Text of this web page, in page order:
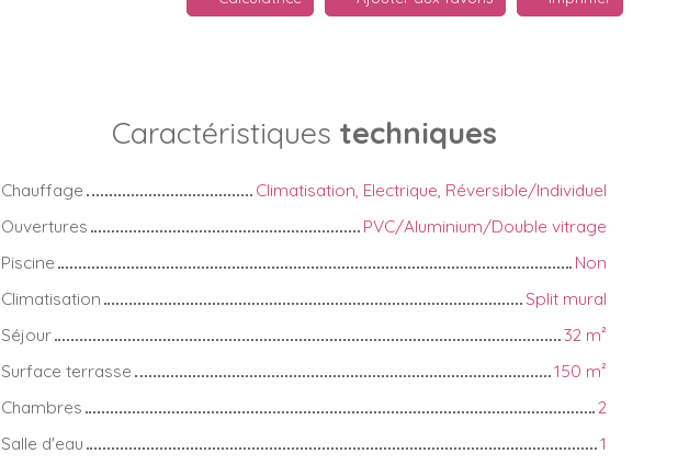
Caractéristiques techniques
Chauffage
Climatisation, Electrique, Réversible/Individuel
Ouvertures
PVC/Aluminium/Double vitrage
Piscine
Non
Climatisation
Split mural
Séjour
32 m²
Surface terrasse
150 m²
Chambres
2
Salle d'eau
1